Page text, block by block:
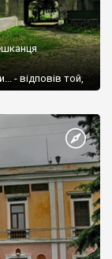
- відповів той,